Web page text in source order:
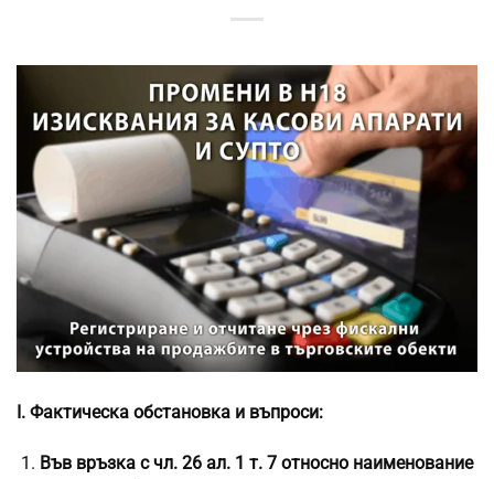
І. Фактическа обстановка и въпроси:
Във връзка с чл. 26 ал. 1 т. 7 относно наименование